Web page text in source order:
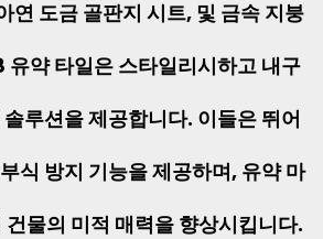
연 도금 골판지 시트, 및 금속 지붕
약 타일은 스타일리시하고 내구
루션을 제공합니다. 이들은 뛰어
식 방지 기능을 제공하며, 유약 마
건물의 미적 매력을 향상시킵니다.